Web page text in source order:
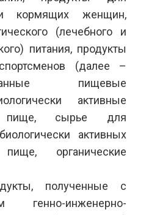
кормящих женщин,
(лечебного и
питания, продукты
(далее –
пищевые
активные
сырье для
активных
органические
полученные с
генно-инженерно-